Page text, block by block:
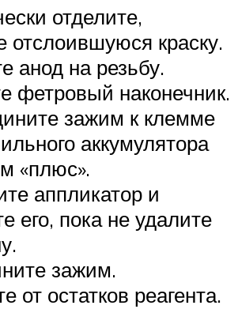
отделите,
отслоившуюся краску.
анод на резьбу.
фетровый наконечник.
зажим к клемме
аккумулятора
«плюс».
аппликатор и
его, пока не удалите
зажим.
от остатков реагента.